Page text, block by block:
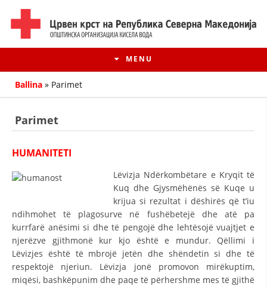
MENU
HISTORIA E LËVIZJES
HISTORIA E KRYQIT TË KUQ
STRUKTURA E ORGANIZATËS
Ballina » Parimet
Parimet
HUMANITETI
Lëvizja Ndërkombëtare e Kryqit të
Kuq dhe Gjysmëhënës së Kuqe u
krijua si rezultat i dëshirës që t’iu
ndihmohet të plagosurve në fushëbetejë dhe atë pa
kurrfarë anësimi si dhe të pengojë dhe lehtësojë vuajtjet e
njerëzve gjithmonë kur kjo është e mundur. Qëllimi i
Lëvizjes është të mbrojë jetën dhe shëndetin si dhe të
respektojë njeriun. Lëvizja jonë promovon mirëkuptim,
miqësi, bashkëpunim dhe paqe të përhershme mes të gjithë